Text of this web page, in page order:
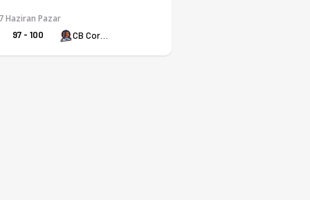
basketbol analizleri.
Haziran Pazar
97 - 100